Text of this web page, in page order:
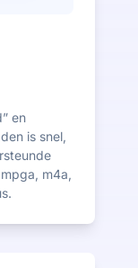
en
is snel,
m4a,